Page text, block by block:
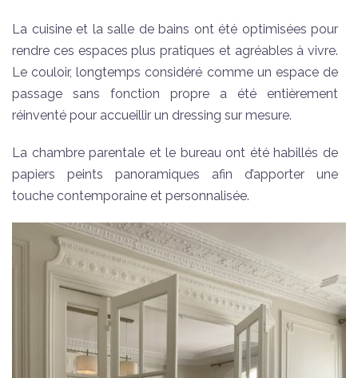
La cuisine et la salle de bains ont été optimisées pour
rendre ces espaces plus pratiques et agréables à vivre.
Le couloir, longtemps considéré comme un espace de
passage sans fonction propre a été entièrement
réinventé pour accueillir un dressing sur mesure.
La chambre parentale et le bureau ont été habillés de
papiers peints panoramiques afin d’apporter une
touche contemporaine et personnalisée.